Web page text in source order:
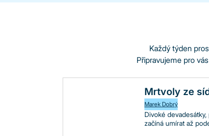
Každý týden
Připravujeme pro
Mrtvoly ze
Marek Dobrý
Divoké
začíná umírat až